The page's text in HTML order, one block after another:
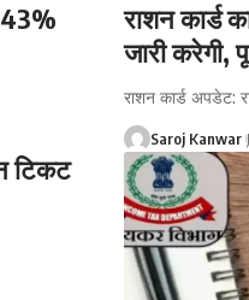
राशन कार्ड
जारी करेगी,
राशन कार्ड अपडेट:
Saroj Kanwar
टिकट